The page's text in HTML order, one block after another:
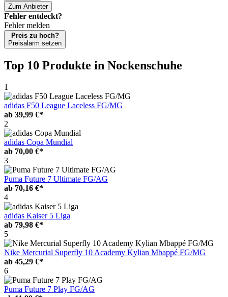
Zum Anbieter
Fehler entdeckt?
Fehler melden
Preis zu hoch?
Preisalarm setzen
Top 10 Produkte in Nockenschuhe
1
adidas F50 League Laceless FG/MG
ab 39,99 €*
2
adidas Copa Mundial
ab 70,00 €*
3
Puma Future 7 Ultimate FG/AG
ab 70,16 €*
4
adidas Kaiser 5 Liga
ab 79,98 €*
5
Nike Mercurial Superfly 10 Academy Kylian Mbappé FG/MG
ab 45,29 €*
6
Puma Future 7 Play FG/AG